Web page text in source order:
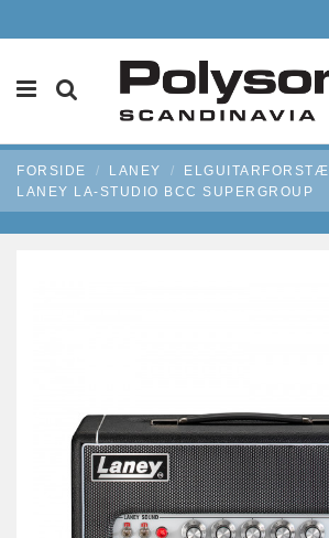
FORSIDE LANEY
LANEY LA-STUDIO BCC SUPERGROUP